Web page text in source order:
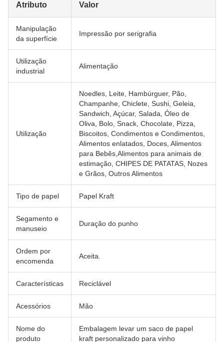
Atributo Valor
Manipulação
da superfície
Impressão por serigrafia
Utilização
industrial
Alimentação
Utilização
Noedles, Leite, Hambúrguer, Pão,
Champanhe, Chiclete, Sushi, Geleia,
Sandwich, Açúcar, Salada, Óleo de
Oliva, Bolo, Snack, Chocolate, Pizza,
Biscoitos, Condimentos e Condimentos,
Alimentos enlatados, Doces, Alimentos
para Bebês,Alimentos para animais de
estimação, CHIPES DE PATATAS, Nozes
e Grãos, Outros Alimentos
Tipo de papel Papel Kraft
Segamento e
manuseio
Duração do punho
Ordem por
encomenda
Aceita.
Características Reciclável
Acessórios Mão
Nome do
produto
Embalagem levar um saco de papel
kraft personalizado para vinho